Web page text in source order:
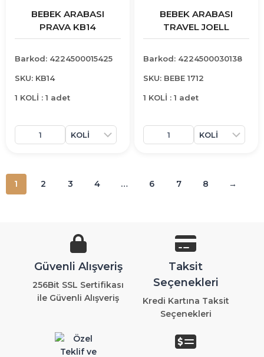
BEBEK ARABASI
PRAVA KB14
Barkod: 4224500015425
SKU: KB14
1 KOLİ : 1 adet
BEBEK ARABASI
TRAVEL JOELL
Barkod: 4224500030138
SKU: BEBE 1712
1 KOLİ : 1 adet
1 2 3 4 … 6 7 8 →
Güvenli Alışveriş
256Bit SSL Sertifikası
ile Güvenli Alışveriş
Taksit
Seçenekleri
Kredi Kartına Taksit
Seçenekleri